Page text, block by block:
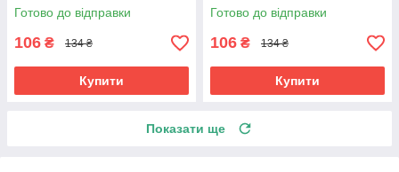
Готово до відправки
106 ₴ 134 ₴
Купити
Готово до відправки
106 ₴ 134 ₴
Купити
Показати ще